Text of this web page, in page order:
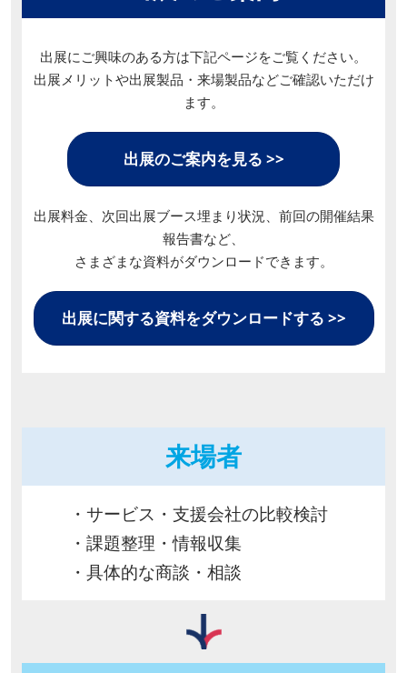
出展にご興味のある方は下記ページをご覧ください。
出展メリットや出展製品・来場製品などご確認いただけ
ます。
出展のご案内を見る >>
出展料金、次回出展ブース埋まり状況、前回の開催結果
報告書など、
さまざまな資料がダウンロードできます。
出展に関する資料をダウンロードする >>
来場者
・サービス・支援会社の比較検討
・課題整理・情報収集
・具体的な商談・相談